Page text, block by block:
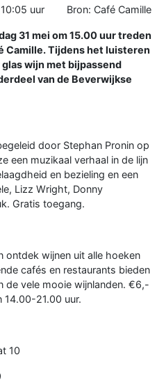
uur Bron: Café Camille
31 mei om 15.00 uur treden
Camille. Tijdens het luisteren
wijn met bijpassend
van de Beverwijkse
door Stephan Pronin op
een muzikaal verhaal in de lijn
en bezieling en een
Lizz Wright, Donny
Gratis toegang.
ontdek wijnen uit alle hoeken
cafés en restaurants bieden
de vele mooie wijnlanden. €6,-
14.00-21.00 uur.
10